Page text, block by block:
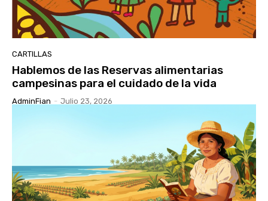
CARTILLAS
Hablemos de las Reservas alimentarias
campesinas para el cuidado de la vida
AdminFian - Julio 23, 2026